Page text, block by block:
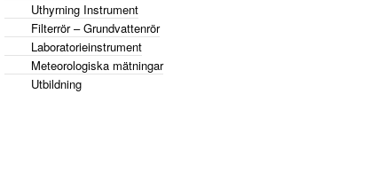
Uthyrning Instrument
Filterrör – Grundvattenrör
Laboratorieinstrument
Meteorologiska mätningar
Utbildning